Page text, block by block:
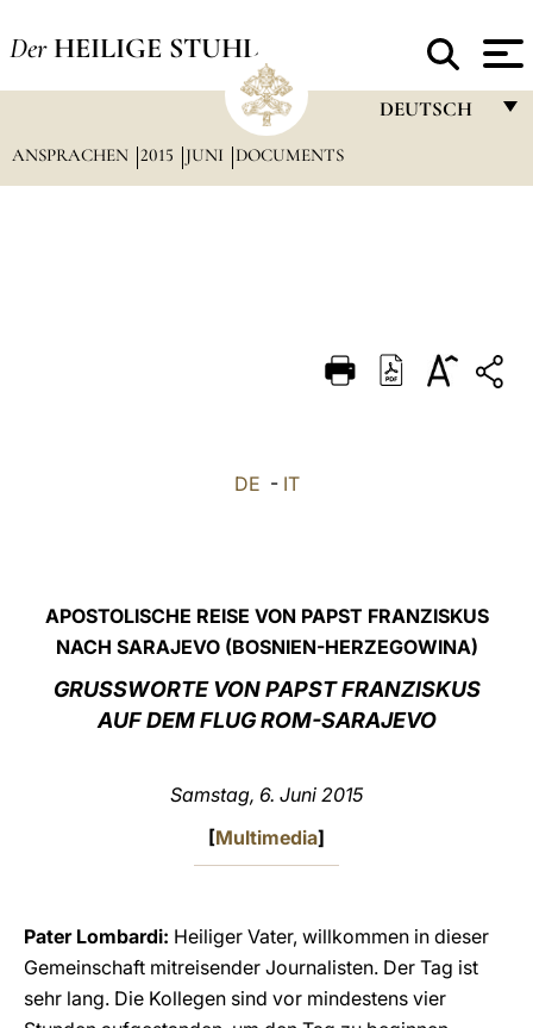
Der HEILIGE STUHL
DEUTSCH
DEUTSCH
ANSPRACHEN 2015 JUNI DOCUMENTS
DE - IT
APOSTOLISCHE REISE VON PAPST FRANZISKUS
NACH SARAJEVO (BOSNIEN-HERZEGOWINA)
GRUSSWORTE VON PAPST FRANZISKUS
AUF DEM FLUG ROM-SARAJEVO
Samstag, 6. Juni 2015
[Multimedia]
Pater Lombardi: Heiliger Vater, willkommen in dieser
Gemeinschaft mitreisender Journalisten. Der Tag ist
sehr lang. Die Kollegen sind vor mindestens vier